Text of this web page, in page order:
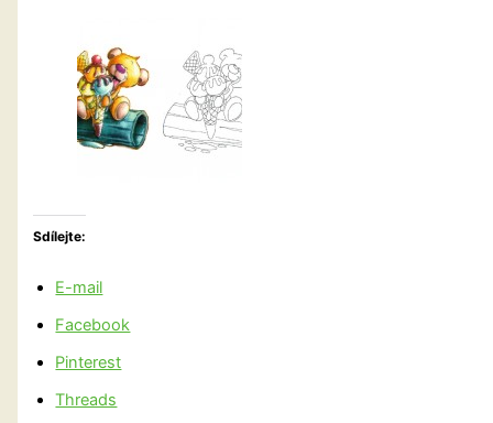
Sdílejte:
E-mail
Facebook
Pinterest
Threads